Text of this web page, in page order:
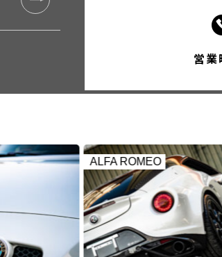
営
ALFA ROMEO